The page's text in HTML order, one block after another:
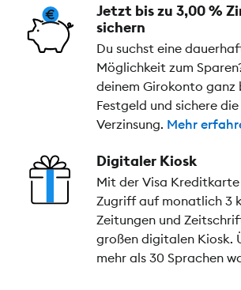
Jetzt bis zu 3,00 %
sichern
Du suchst eine
Möglichkeit zum
deinem Girokonto ganz
Festgeld und sichere
Verzinsung. Mehr
Digitaler Kiosk
Mit der Visa
Zugriff auf monatlich 3
Zeitungen und
großen digitalen Kiosk.
mehr als 30 Sprachen